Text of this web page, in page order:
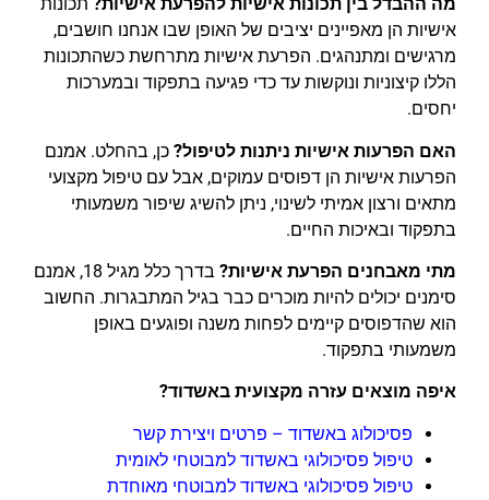
אישיות הן מאפיינים יציבים של האופן שבו אנחנו חושבים,
מרגישים ומתנהגים. הפרעת אישיות מתרחשת כשהתכונות
הללו קיצוניות ונוקשות עד כדי פגיעה בתפקוד ובמערכות
יחסים.
האם הפרעות אישיות ניתנות לטיפול? כן, בהחלט. אמנם
הפרעות אישיות הן דפוסים עמוקים, אבל עם טיפול מקצועי
מתאים ורצון אמיתי לשינוי, ניתן להשיג שיפור משמעותי
בתפקוד ובאיכות החיים.
מתי מאבחנים הפרעת אישיות?
בדרך כלל מגיל 18, אמנם
סימנים יכולים להיות מוכרים כבר בגיל המתבגרות. החשוב
הוא שהדפוסים קיימים לפחות משנה ופוגעים באופן
משמעותי בתפקוד.
איפה מוצאים עזרה מקצועית באשדוד?
פסיכולוג באשדוד – פרטים ויצירת קשר
טיפול פסיכולוגי באשדוד למבוטחי לאומית
טיפול פסיכולוגי באשדוד למבוטחי מאוחדת